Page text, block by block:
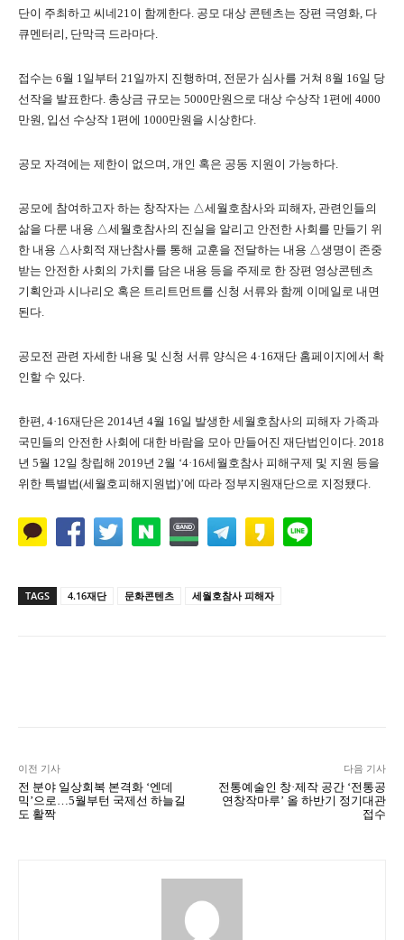
단이 주최하고 씨네21이 함께한다. 공모 대상 콘텐츠는 장편 극영화, 다
큐멘터리, 단막극 드라마다.
접수는 6월 1일부터 21일까지 진행하며, 전문가 심사를 거쳐 8월 16일 당
선작을 발표한다. 총상금 규모는 5000만원으로 대상 수상작 1편에 4000
만원, 입선 수상작 1편에 1000만원을 시상한다.
공모 자격에는 제한이 없으며, 개인 혹은 공동 지원이 가능하다.
공모에 참여하고자 하는 창작자는 △세월호참사와 피해자, 관련인들의
삶을 다룬 내용 △세월호참사의 진실을 알리고 안전한 사회를 만들기 위
한 내용 △사회적 재난참사를 통해 교훈을 전달하는 내용 △생명이 존중
받는 안전한 사회의 가치를 담은 내용 등을 주제로 한 장편 영상콘텐츠
기획안과 시나리오 혹은 트리트먼트를 신청 서류와 함께 이메일로 내면
된다.
공모전 관련 자세한 내용 및 신청 서류 양식은 4·16재단 홈페이지에서 확
인할 수 있다.
한편, 4·16재단은 2014년 4월 16일 발생한 세월호참사의 피해자 가족과
국민들의 안전한 사회에 대한 바람을 모아 만들어진 재단법인이다. 2018
년 5월 12일 창립해 2019년 2월 ‘4·16세월호참사 피해구제 및 지원 등을
위한 특별법(세월호피해지원법)’에 따라 정부지원재단으로 지정됐다.
TAGS 4.16재단 문화콘텐츠 세월호참사 피해자
이전 기사
전 분야 일상회복 본격화 ‘엔데
믹’으로…5월부턴 국제선 하늘길
도 활짝
다음 기사
전통예술인 창·제작 공간 ‘전통공
연창작마루’ 올 하반기 정기대관
접수